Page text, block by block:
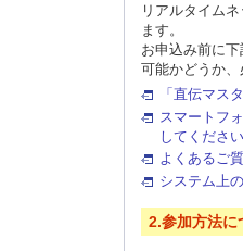
リアルタイム
ます。
お申込み前に
可能かどうか、
「直伝マス
スマートフ
してください
よくあるご
システム上
2.参加方法に